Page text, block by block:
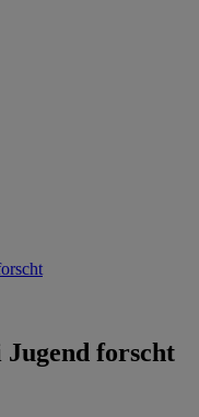
Jugend forscht